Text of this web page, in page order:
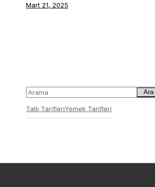
Mart 21, 2025
Ara
Tatlı TarifleriYemek Tarifleri